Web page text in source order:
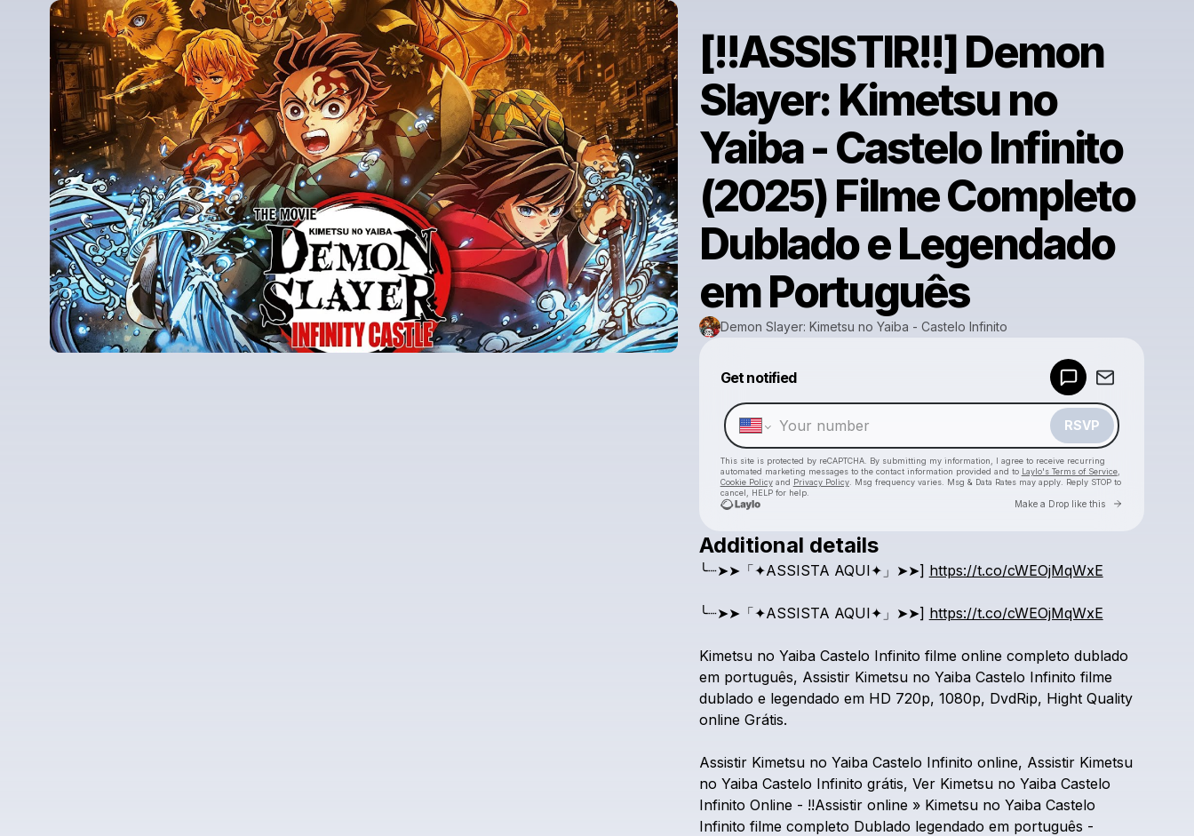
[!!ASSISTIR!!] Demon
Slayer: Kimetsu no
Yaiba - Castelo Infinito
(2025) Filme Completo
Dublado e Legendado
em Português
Demon Slayer: Kimetsu no Yaiba - Castelo Infinito
Get notified
RSVP
This site is protected by reCAPTCHA. By submitting my information, I agree to receive recurring
automated marketing messages to the contact information provided and to Laylo's Terms of Service,
Cookie Policyand Privacy Policy. Msg frequency varies. Msg & Data Rates may apply. Reply STOP to
cancel, HELP for help.
Make a Drop like this Go to
Check your texts
Additional details
╰┈➤➤「✦ASSISTA AQUI✦」➤➤] https://t.co/cWEOjMqWxE
╰┈➤➤「✦ASSISTA AQUI✦」➤➤] https://t.co/cWEOjMqWxE
Kimetsu no Yaiba Castelo Infinito filme online completo dublado
em português, Assistir Kimetsu no Yaiba Castelo Infinito filme
dublado e legendado em HD 720p, 1080p, DvdRip, Hight Quality
online Grátis.
Assistir Kimetsu no Yaiba Castelo Infinito online, Assistir Kimetsu
no Yaiba Castelo Infinito grátis, Ver Kimetsu no Yaiba Castelo
Infinito Online - !!Assistir online » Kimetsu no Yaiba Castelo
Infinito filme completo Dublado legendado em português -